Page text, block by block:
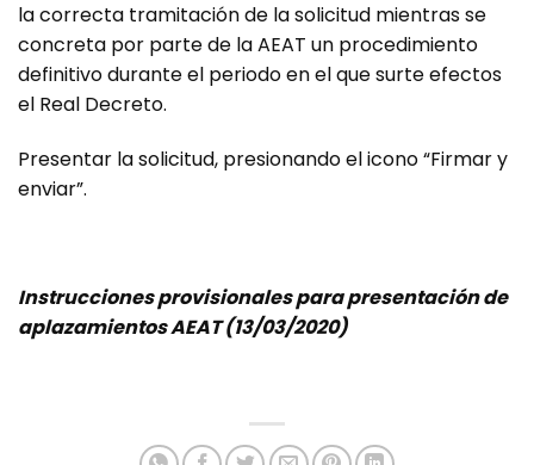
la correcta tramitación de la solicitud mientras se
concreta por parte de la AEAT un procedimiento
definitivo durante el periodo en el que surte efectos
el Real Decreto.
Presentar la solicitud, presionando el icono “Firmar y
enviar”.
Instrucciones provisionales para presentación de
aplazamientos AEAT (13/03/2020)